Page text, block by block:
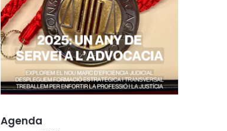
Agenda